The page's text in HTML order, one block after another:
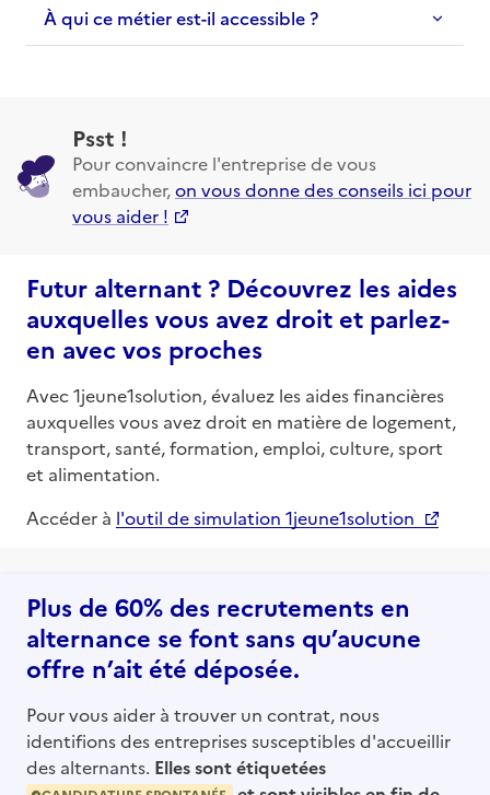
À qui ce métier est-il accessible ?
Psst !
Pour convaincre l'entreprise de vous
embaucher,on vous donne des conseils ici pour
vous aider !
Futur alternant ? Découvrez les aides
auxquelles vous avez droit et parlez-
en avec vos proches
Avec 1jeune1solution, évaluez les aides financières
auxquelles vous avez droit en matière de logement,
transport, santé, formation, emploi, culture, sport
et alimentation.
Accéder à l'outil de simulation 1jeune1solution
Plus de 60% des recrutements en
alternance se font sans qu’aucune
offre n’ait été déposée.
Pour vous aider à trouver un contrat, nous
identifions des entreprises susceptibles d'accueillir
des alternants. Elles sont étiquetées